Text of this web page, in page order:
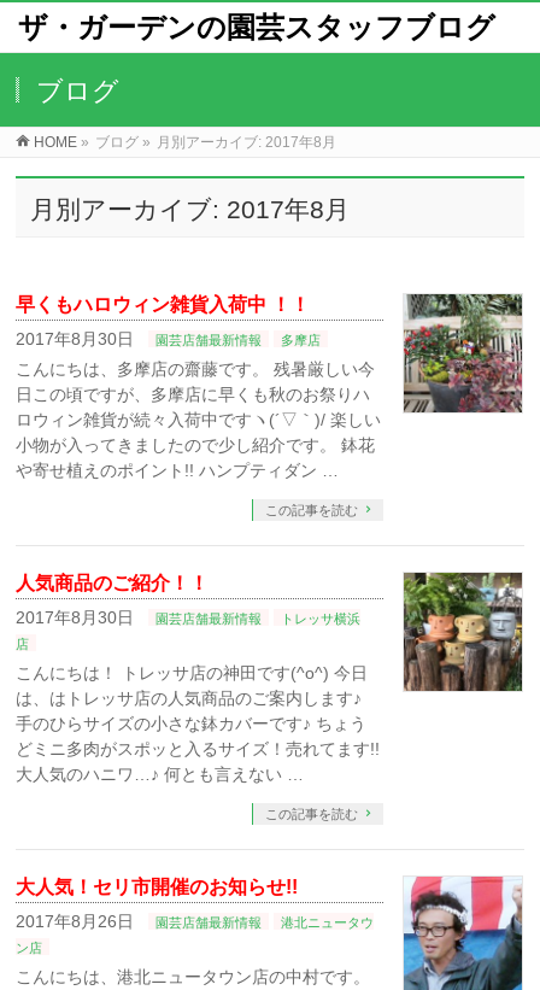
ザ・ガーデンの園芸スタッフブログ
ブログ
HOME » ブログ » 月別アーカイブ: 2017年8月
月別アーカイブ: 2017年8月
早くもハロウィン雑貨入荷中 ！！
2017年8月30日 園芸店舗最新情報 多摩店
こんにちは、多摩店の齋藤です。 残暑厳しい今
日この頃ですが、多摩店に早くも秋のお祭りハ
ロウィン雑貨が続々入荷中ですヽ(´▽｀)/ 楽しい
小物が入ってきましたので少し紹介です。 鉢花
や寄せ植えのポイント!! ハンプティダン …
この記事を読む
人気商品のご紹介！！
2017年8月30日 園芸店舗最新情報
トレッサ横浜
店
こんにちは！ トレッサ店の神田です(^o^) 今日
は、はトレッサ店の人気商品のご案内します♪
手のひらサイズの小さな鉢カバーです♪ ちょう
どミニ多肉がスポッと入るサイズ！売れてます!!
大人気のハニワ…♪ 何とも言えない …
この記事を読む
大人気！セリ市開催のお知らせ!!
2017年8月26日 園芸店舗最新情報
港北ニュータウ
ン店
こんにちは、港北ニュータウン店の中村です。